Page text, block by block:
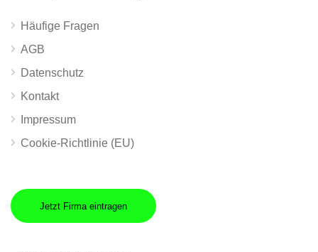
Häufige Fragen
AGB
Datenschutz
Kontakt
Impressum
Cookie-Richtlinie (EU)
Jetzt Firma eintragen